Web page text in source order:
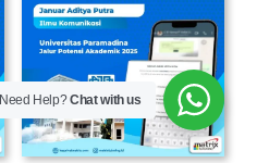
Need Help?Chat with us